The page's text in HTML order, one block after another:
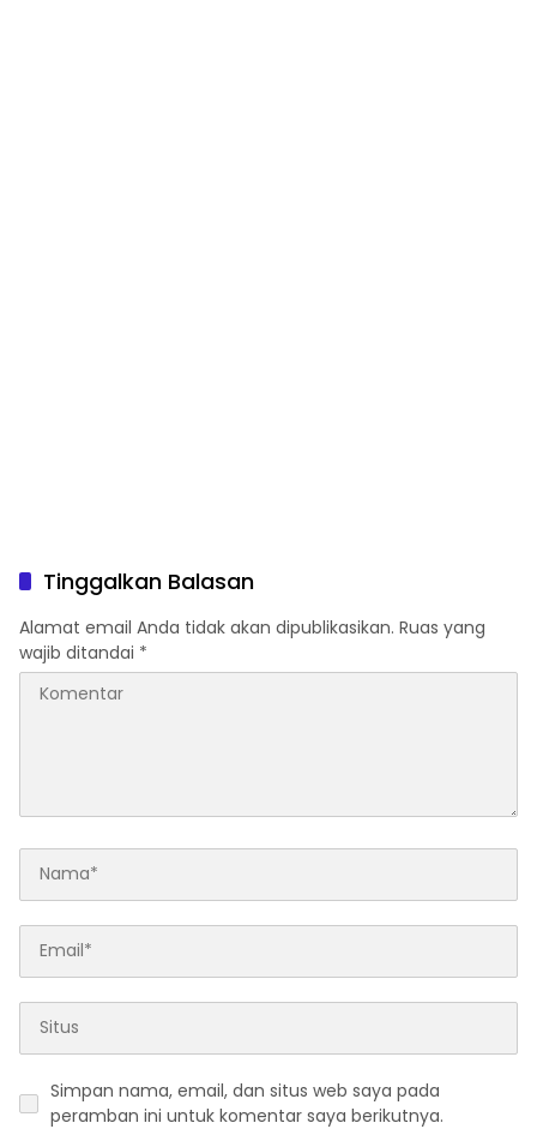
Tinggalkan Balasan
Alamat email Anda tidak akan dipublikasikan. Ruas yang
wajib ditandai *
Simpan nama, email, dan situs web saya pada
peramban ini untuk komentar saya berikutnya.